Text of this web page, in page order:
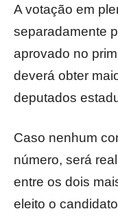
A votação em
separadamente
aprovado no
deverá obter
deputados
Caso nenhum
número, será
entre os dois
eleito o